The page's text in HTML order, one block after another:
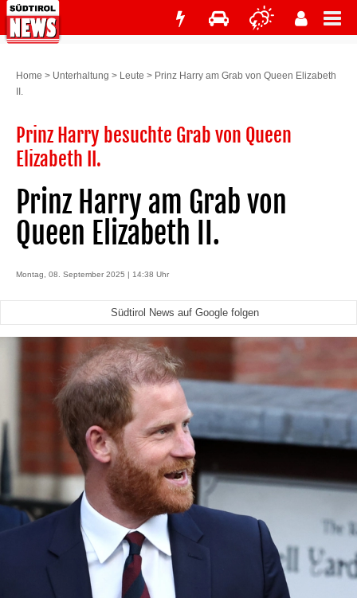
Home > Unterhaltung > Leute > Prinz Harry am Grab von Queen Elizabeth
II.
Prinz Harry besuchte Grab von Queen
Elizabeth II.
Prinz Harry am Grab von
Queen Elizabeth II.
Montag, 08. September 2025 | 14:38 Uhr
Südtirol News auf Google folgen